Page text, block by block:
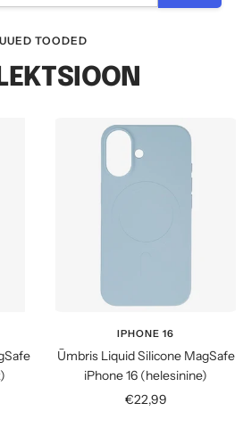
UUED TOODED
IPHONE 16
Ūmbris Liquid Silicone MagSafe
iPhone 16 (helesinine)
Soodushind
€22,99